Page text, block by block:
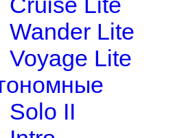
Wander Lite
Voyage Lite
Solo II